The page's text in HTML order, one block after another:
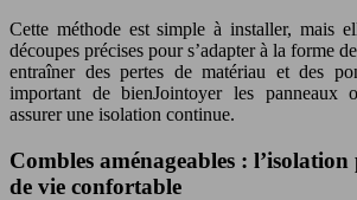
Cette méthode est simple à installer, mais
découpes précises pour s’adapter à la forme
entraîner des pertes de matériau et des
important de bienJointoyer les panneaux
assurer une isolation continue.
Combles aménageables :
de vie confortable